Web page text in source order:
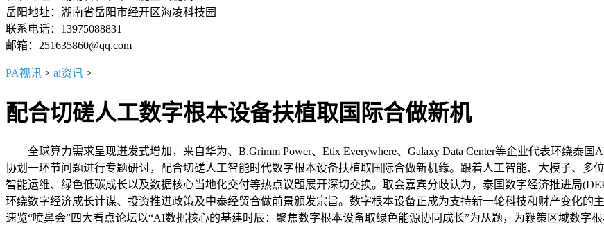
岳阳地址：湖南省岳阳市经开区海凌科技园
联系电话：13975088831
邮箱：251635860@qq.com
PA视讯 > ai资讯 >
配合切磋人工数字根本设备扶植取国际合做新机
全球算力需求呈现迸发式增加，来自华为、B.Grimm Power、Etix Everywhere、Galaxy Data Center等企业代表环绕泰
协划一环节问题进行专题研讨，配合切磋人工智能时代数字根本设备扶植取国际合做新机缘。跟着人工智能、大模子、多
智能运维、绿色低碳成长以及数据核心当地化交付等热点议题展开深切交换。取会嘉宾分歧认为，泰国数字经济推进局
环绕数字经济成长计谋、投资推进政策及中泰经贸合做前景颁发宗旨。数字根本设备正成为支持新一轮科技和财产变化的
速览“喷鼻会”四大看点论坛以“AI数据核心的基建时辰：聚焦数字根本设备取绿色能源协同成长”为从题，为鞭策区域数字